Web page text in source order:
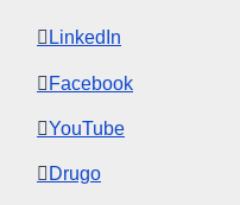
LinkedIn
Facebook
YouTube
Drugo